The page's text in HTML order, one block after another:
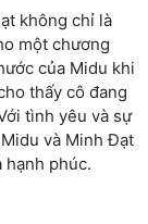
không chỉ là
một chương
của Midu khi
thấy cô đang
tình yêu và sự
và Minh Đạt
hạnh phúc.